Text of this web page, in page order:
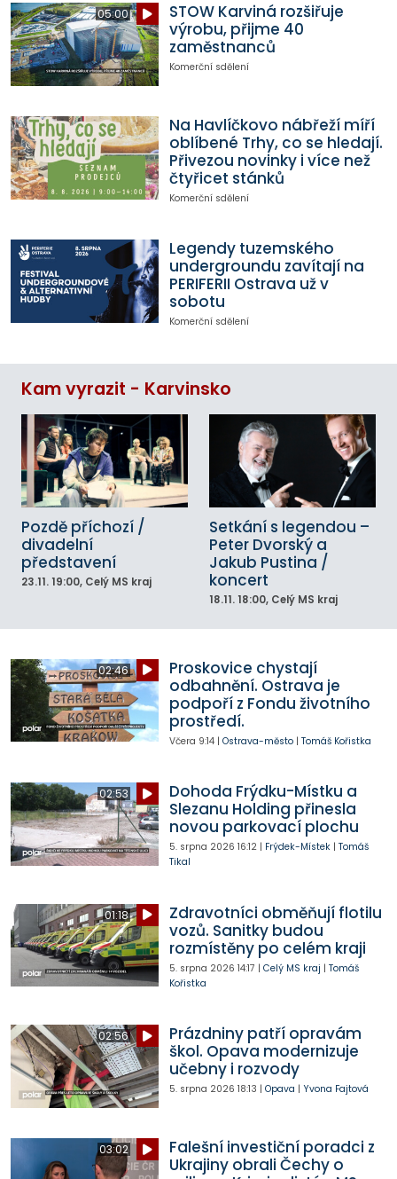
05:00
STOW Karviná rozšiřuje
výrobu, přijme 40
zaměstnanců
Komerční sdělení
Na Havlíčkovo nábřeží míří
oblíbené Trhy, co se hledají.
Přivezou novinky i více než
čtyřicet stánků
Komerční sdělení
Legendy tuzemského
undergroundu zavítají na
PERIFERII Ostrava už v
sobotu
Komerční sdělení
Kam vyrazit - Karvinsko
Pozdě příchozí /
divadelní
představení
23.11. 19:00, Celý MS kraj
Setkání s legendou –
Peter Dvorský a
Jakub Pustina /
koncert
18.11. 18:00, Celý MS kraj
02:46
Proskovice chystají
odbahnění. Ostrava je
podpoří z Fondu životního
prostředí.
Včera 9:14| Ostrava-město| Tomáš Kořistka
02:53
Dohoda Frýdku-Místku a
Slezanu Holding přinesla
novou parkovací plochu
5. srpna 2026 16:12| Frýdek-Místek| Tomáš
Tikal
01:18
Zdravotníci obměňují flotilu
vozů. Sanitky budou
rozmístěny po celém kraji
5. srpna 2026 14:17 | Celý MS kraj | Tomáš
Kořistka
02:56
Prázdniny patří opravám
škol. Opava modernizuje
učebny i rozvody
5. srpna 2026 18:13 | Opava | Yvona Fajtová
03:02
Falešní investiční poradci z
Ukrajiny obrali Čechy o